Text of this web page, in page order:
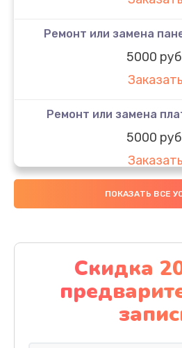
Ремонт или замена
5000
Заказать
Ремонт или замена
5000
Заказать
Ремонт или замена
Ремонт привода
4000
ПОКАЗАТЬ ВСЕ
Скидка